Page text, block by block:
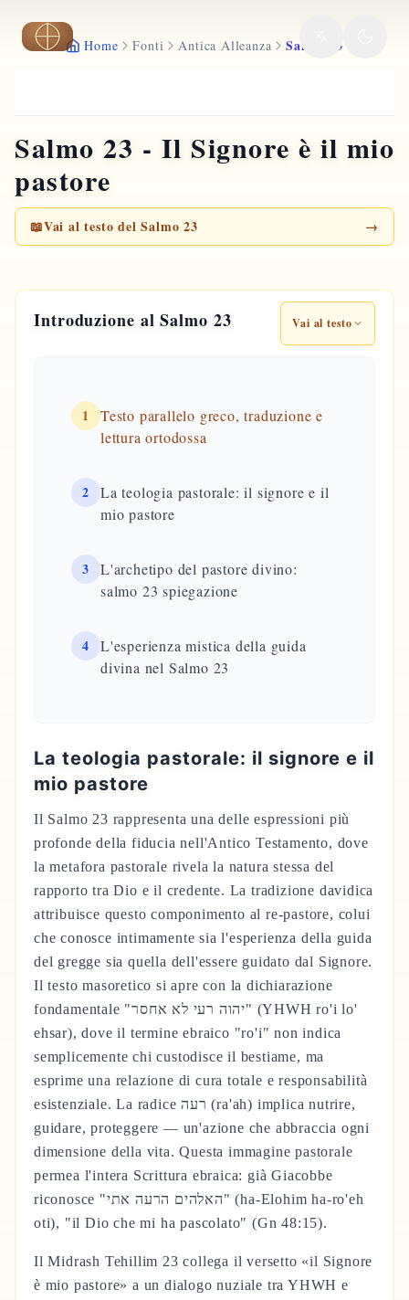
Vai al contenuto principale
Home Fonti Antica Alleanza Salmo 23
Salmo 23 - Il Signore è il mio
pastore
📖Vai al testo del Salmo 23 →
Introduzione al Salmo 23 Vai al testo
1
Testo parallelo greco, traduzione e
lettura ortodossa
2
La teologia pastorale: il signore e il
mio pastore
3
L'archetipo del pastore divino:
salmo 23 spiegazione
4
L'esperienza mistica della guida
divina nel Salmo 23
La teologia pastorale: il signore e il
mio pastore
Il Salmo 23 rappresenta una delle espressioni più
profonde della fiducia nell'Antico Testamento, dove
la metafora pastorale rivela la natura stessa del
rapporto tra Dio e il credente. La tradizione davidica
attribuisce questo componimento al re-pastore, colui
che conosce intimamente sia l'esperienza della guida
del gregge sia quella dell'essere guidato dal Signore.
Il testo masoretico si apre con la dichiarazione
fondamentale "יהוה רעי לא אחסר" (YHWH ro'i lo'
ehsar), dove il termine ebraico "ro'i" non indica
semplicemente chi custodisce il bestiame, ma
esprime una relazione di cura totale e responsabilità
esistenziale. La radice רעה (ra'ah) implica nutrire,
guidare, proteggere — un'azione che abbraccia ogni
dimensione della vita. Questa immagine pastorale
permea l'intera Scrittura ebraica: già Giacobbe
riconosce "האלהים הרעה אתי" (ha-Elohim ha-ro'eh
oti), "il Dio che mi ha pascolato" (Gn 48:15).
Il Midrash Tehillim 23 collega il versetto «il Signore
è mio pastore» a un dialogo nuziale tra YHWH e